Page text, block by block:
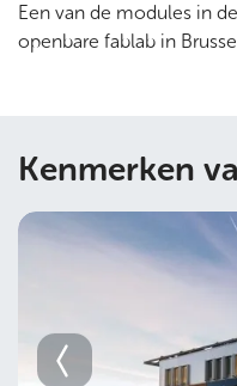
Een van de modules in
openbare fablab in
Kenmerken